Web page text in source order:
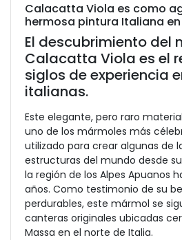
Calacatta Viola es como
hermosa pintura Italiana
El descubrimiento del
Calacatta Viola es el
siglos de experiencia
italianas.
Este elegante, pero raro
uno de los mármoles más
utilizado para crear algunas de
estructuras del mundo desde
la región de los Alpes Apuanos
años. Como testimonio de su
perdurables, este mármol se
canteras originales ubicadas
Massa en el norte de Italia.